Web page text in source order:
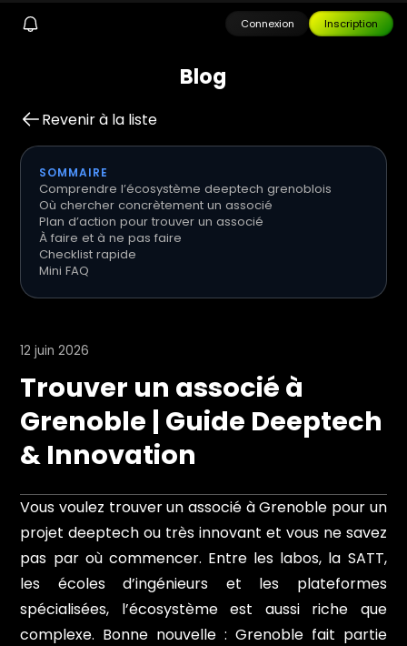
Connexion Inscription
Blog
Revenir à la liste
12 juin 2026
Trouver un associé à
Grenoble | Guide Deeptech
& Innovation
Vous voulez trouver un associé à Grenoble pour un
projet deeptech ou très innovant et vous ne savez
pas par où commencer. Entre les labos, la SATT,
les écoles d’ingénieurs et les plateformes
spécialisées, l’écosystème est aussi riche que
complexe. Bonne nouvelle : Grenoble fait partie
SOMMAIRE
Comprendre l’écosystème deeptech grenoblois
Où chercher concrètement un associé
Plan d’action pour trouver un associé
À faire et à ne pas faire
Checklist rapide
Mini FAQ